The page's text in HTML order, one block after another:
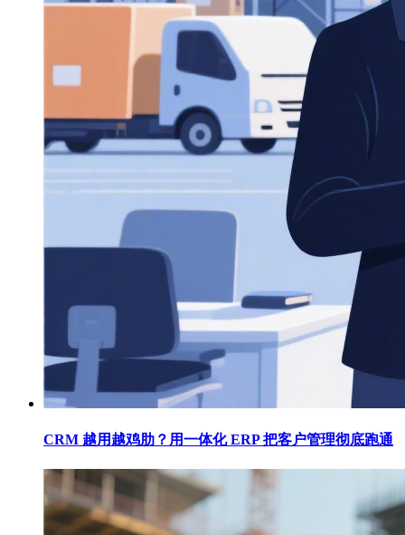
CRM 越用越鸡肋？用一体化 ERP 把客户管理彻底跑通